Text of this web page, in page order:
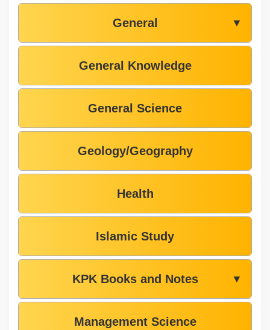
General ▼
General Knowledge
General Science
Geology/Geography
Health
Islamic Study
KPK Books and Notes ▼
Management Science